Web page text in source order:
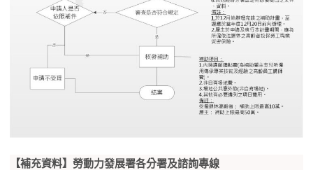
【補充資料】勞動力發展署各分署及諮詢專線